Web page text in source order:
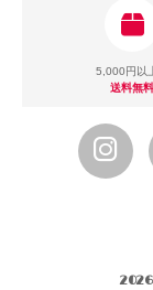
5,000円以
送料無料
2026